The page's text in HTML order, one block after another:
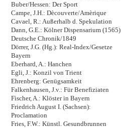
Buber/Hessen: Der Sport
Campe, J.H.: Dècouverte/Amèrique
Cavael, R.: Außerhalb d. Spekulation
Dann, G.E.: Kölner Dispensarium (1565)
Deutsche Chronik/1849
Dörrer, J.G. (Hg.): Real-Index/Gesetze
Bayern
Eberhard, A.: Hanchen
Egli, J.: Konzil von Trient
Ehrenberg: Genügsamkeit
Falkenhausen, J.v.: Für Benefiziaten
Fischer, A.: Klöster in Bayern
Friedrich August I. (Sachsen):
Proclamation
Fries, F.W.: Künstl. Gesundbrunnen